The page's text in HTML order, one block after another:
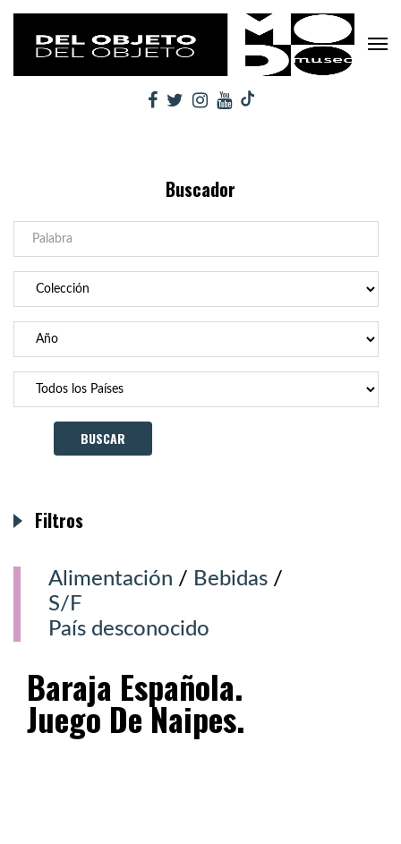
Buscador
Alimentación / Bebidas /
S/F
País desconocido
Baraja Española.
Juego De Naipes.
Filtros